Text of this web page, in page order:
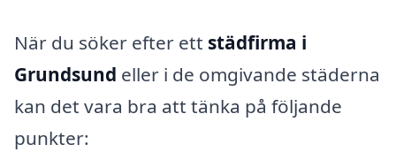
När du söker efter ett städfirma i
Grundsund eller i de omgivande städerna
kan det vara bra att tänka på följande
punkter: